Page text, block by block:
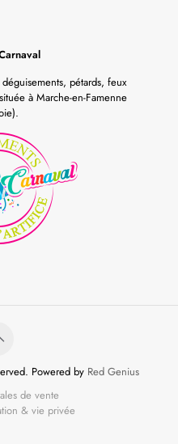
pétards, feux
à Marche-en-Famenne
Powered by Red Genius
de vente
& vie privée